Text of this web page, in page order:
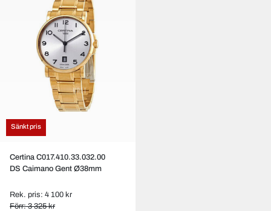
Sänkt pris
Certina C017.410.33.032.00
DS Caimano Gent Ø38mm
Rek. pris: 4 100 kr
Förr: 3 325 kr